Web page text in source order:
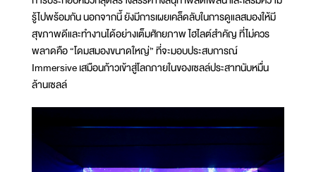
รู้ไปพร้อมกัน นอกจากนี้ ยังมีการเผยเคล็ดลับในการดูแลสมองให้มี
สุขภาพดีและทำงานได้อย่างเต็มศักยภาพ ไฮไลต์สำคัญ ที่ไม่ควร
พลาดคือ “โดมสมองขนาดใหญ่” ที่จะมอบประสบการณ์
Immersive เสมือนก้าวเข้าสู่โลกภายในของเซลล์ประสาทนับหมื่น
ล้านเซลล์